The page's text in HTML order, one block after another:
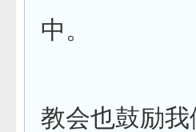
中。
教会也鼓励